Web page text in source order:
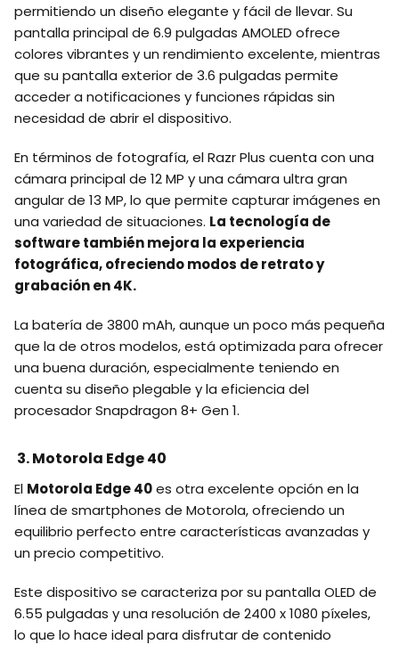
permitiendo un diseño elegante y fácil de llevar. Su
pantalla principal de 6.9 pulgadas AMOLED ofrece
colores vibrantes y un rendimiento excelente, mientras
que su pantalla exterior de 3.6 pulgadas permite
acceder a notificaciones y funciones rápidas sin
necesidad de abrir el dispositivo.
En términos de fotografía, el Razr Plus cuenta con una
cámara principal de 12 MP y una cámara ultra gran
angular de 13 MP, lo que permite capturar imágenes en
una variedad de situaciones. La tecnología de
software también mejora la experiencia
fotográfica, ofreciendo modos de retrato y
grabación en 4K.
La batería de 3800 mAh, aunque un poco más pequeña
que la de otros modelos, está optimizada para ofrecer
una buena duración, especialmente teniendo en
cuenta su diseño plegable y la eficiencia del
procesador Snapdragon 8+ Gen 1.
3. Motorola Edge 40
El Motorola Edge 40es otra excelente opción en la
línea de smartphones de Motorola, ofreciendo un
equilibrio perfecto entre características avanzadas y
un precio competitivo.
Este dispositivo se caracteriza por su pantalla OLED de
6.55 pulgadas y una resolución de 2400 x 1080 píxeles,
lo que lo hace ideal para disfrutar de contenido